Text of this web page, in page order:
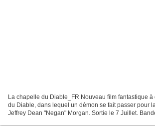
La chapelle du Diable_FR Nouveau film fantastique
du Diable, dans lequel un démon se fait passer pour
Jeffrey Dean "Negan" Morgan. Sortie le 7 Juillet.